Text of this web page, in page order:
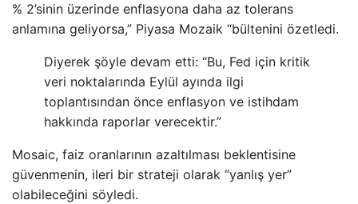
% 2’sinin üzerinde enflasyona daha az tolerans
anlamına geliyorsa,” Piyasa Mozaik “bültenini özetledi.
Diyerek şöyle devam etti: “Bu, Fed için kritik
veri noktalarında Eylül ayında ilgi
toplantısından önce enflasyon ve istihdam
hakkında raporlar verecektir.”
Mosaic, faiz oranlarının azaltılması beklentisine
güvenmenin, ileri bir strateji olarak “yanlış yer”
olabileceğini söyledi.